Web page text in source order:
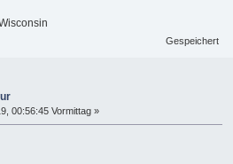
Gespeichert
00:56:45 Vormittag »